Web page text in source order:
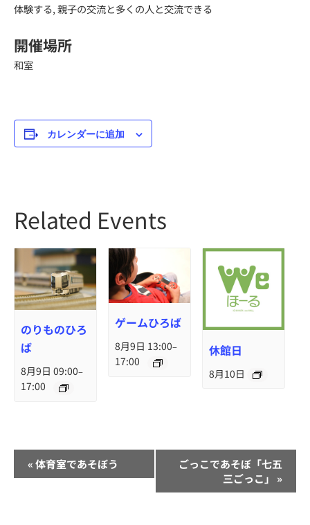
体験する, 親子の交流と多くの人と交流できる
開催場所
和室
カレンダーに追加
Related Events
のりものひろ
ば
8月9日 09:00–
17:00
ゲームひろば
8月9日 13:00–
17:00
休館日
8月10日
ベ
«体育室であそぼう
ごっこであそぼ「七五
三ごっこ」 »